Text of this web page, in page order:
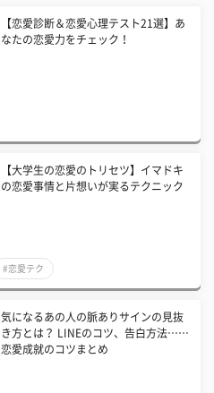
【恋愛診断＆恋愛心理テスト21選】あ
なたの恋愛力をチェック！
【大学生の恋愛のトリセツ】イマドキ
の恋愛事情と片想いが実るテクニック
#恋愛テク
気になるあの人の脈ありサインの見抜
き方とは？ LINEのコツ、告白方法……
恋愛成就のコツまとめ